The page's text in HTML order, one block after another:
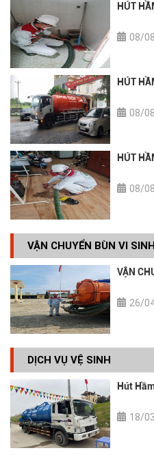
HÚT
08/
HÚT
08/
HÚT
08/
VẬN CHUYỂN BÙN VI SINH
VẬN
26/
DỊCH VỤ VỆ SINH
Hút
18/